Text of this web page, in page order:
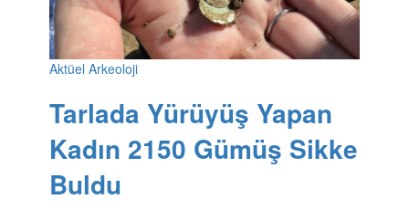
Aktüel Arkeoloji
Tarlada Yürüyüş Yapan
Kadın 2150 Gümüş Sikke
Buldu